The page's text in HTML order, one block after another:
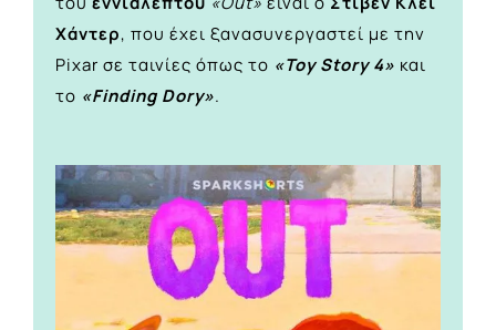
Χάντερ, που έχει ξανασυνεργαστεί με την
Pixar σε ταινίες όπως το «Toy Story 4» και
το «Finding Dory».